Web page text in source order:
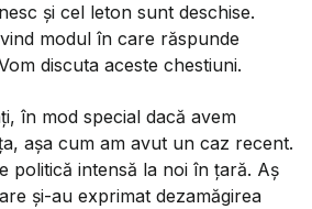
și cel leton sunt deschise.
modul în care răspunde
discuta aceste chestiuni.
în mod special dacă avem
așa cum am avut un caz recent.
politică intensă la noi în țară. Aș
și-au exprimat dezamăgirea